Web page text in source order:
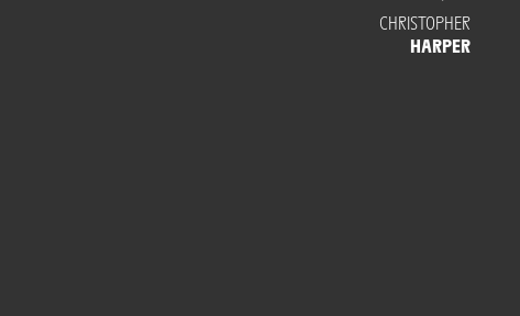
CHRISTOPHER
HARPER